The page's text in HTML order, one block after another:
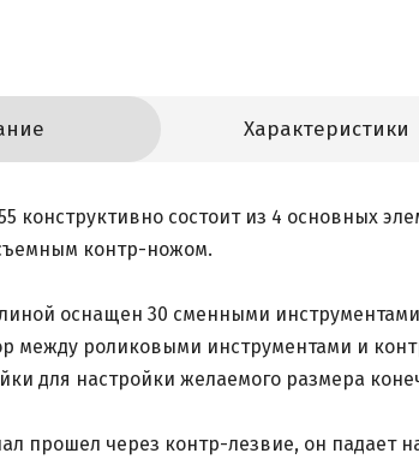
Характеристики
конструктивно состоит из 4 основных
контр-ножом.
оснащен 30 сменными
между роликовыми инструментами и
для настройки желаемого размера
прошел через контр-лезвие, он